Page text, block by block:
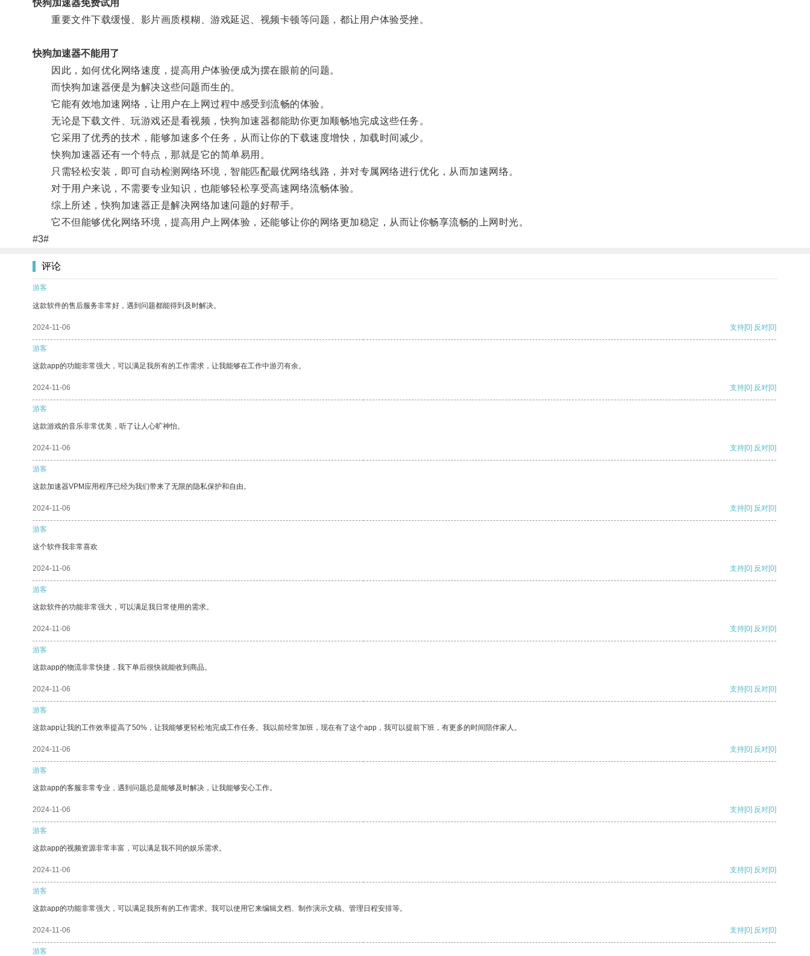
快狗加速器免费试用
重要文件下载缓慢、影片画质模糊、游戏延迟、视频卡顿等问题，都让用户体验受挫。
快狗加速器不能用了
因此，如何优化网络速度，提高用户体验便成为摆在眼前的问题。
而快狗加速器便是为解决这些问题而生的。
它能有效地加速网络，让用户在上网过程中感受到流畅的体验。
无论是下载文件、玩游戏还是看视频，快狗加速器都能助你更加顺畅地完成这些任务。
它采用了优秀的技术，能够加速多个任务，从而让你的下载速度增快，加载时间减少。
快狗加速器还有一个特点，那就是它的简单易用。
只需轻松安装，即可自动检测网络环境，智能匹配最优网络线路，并对专属网络进行优化，从而加速网络。
对于用户来说，不需要专业知识，也能够轻松享受高速网络流畅体验。
综上所述，快狗加速器正是解决网络加速问题的好帮手。
它不但能够优化网络环境，提高用户上网体验，还能够让你的网络更加稳定，从而让你畅享流畅的上网时光。
#3#
评论
游客
这款软件的售后服务非常好，遇到问题都能得到及时解决。
2024-11-06 支持[0] 反对[0]
游客
这款app的功能非常强大，可以满足我所有的工作需求，让我能够在工作中游刃有余。
2024-11-06 支持[0] 反对[0]
游客
这款游戏的音乐非常优美，听了让人心旷神怡。
2024-11-06 支持[0] 反对[0]
游客
这款加速器VPM应用程序已经为我们带来了无限的隐私保护和自由。
2024-11-06 支持[0] 反对[0]
游客
这个软件我非常喜欢
2024-11-06 支持[0] 反对[0]
游客
这款软件的功能非常强大，可以满足我日常使用的需求。
2024-11-06 支持[0] 反对[0]
游客
这款app的物流非常快捷，我下单后很快就能收到商品。
2024-11-06 支持[0] 反对[0]
游客
这款app让我的工作效率提高了50%，让我能够更轻松地完成工作任务。我以前经常加班，现在有了这个app，我可以提前下班，有更多的时间陪伴家人。
2024-11-06 支持[0] 反对[0]
游客
这款app的客服非常专业，遇到问题总是能够及时解决，让我能够安心工作。
2024-11-06 支持[0] 反对[0]
游客
这款app的视频资源非常丰富，可以满足我不同的娱乐需求。
2024-11-06 支持[0] 反对[0]
游客
这款app的功能非常强大，可以满足我所有的工作需求。我可以使用它来编辑文档、制作演示文稿、管理日程安排等。
2024-11-06 支持[0] 反对[0]
游客